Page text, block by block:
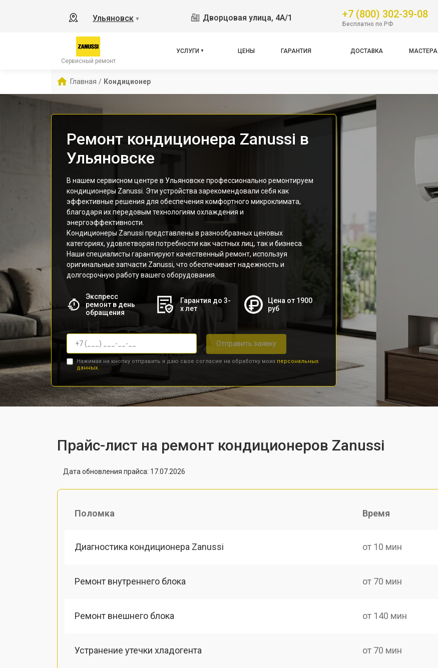
Ульяновск ▼ Дворцовая улица, 4А/1 +7 (800) 302-39-08
Бесплатно по РФ
Сервисный ремонт
УСЛУГИ ЦЕНЫ ГАРАНТИЯ ДОСТАВКА МАСТЕРА
Главная / Кондиционер
Ремонт кондиционера Zanussi в
Ульяновске
В нашем сервисном центре в Ульяновске профессионально ремонтируем
кондиционеры Zanussi. Эти устройства зарекомендовали себя как
эффективные решения для обеспечения комфортного микроклимата,
благодаря их передовым технологиям охлаждения и
энергоэффективности.
Кондиционеры Zanussi представлены в разнообразных ценовых
категориях, удовлетворяя потребности как частных лиц, так и бизнеса.
Наши специалисты гарантируют качественный ремонт, используя
оригинальные запчасти Zanussi, что обеспечивает надежность и
долгосрочную работу вашего оборудования.
Экспресс
ремонт в день
обращения
Гарантия до 3-
х лет
Цена от 1900
руб
Отправить заявку
Нажимая на кнопку отправить я даю свое согласие на обработку моих персональных
данных.
Прайс-лист на ремонт кондиционеров Zanussi
Дата обновления прайса: 17.07.2026
Поломка Время
Диагностика кондиционера Zanussi от 10 мин
Ремонт внутреннего блока от 70 мин
Ремонт внешнего блока от 140 мин
Устранение утечки хладогента от 70 мин